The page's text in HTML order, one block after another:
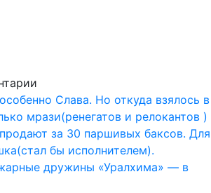
Слава. Но откуда взялось в
мрази(ренегатов и релокантов )
за 30 паршивых баксов. Для
бы исполнителем).
дружины «Уралхима» — в